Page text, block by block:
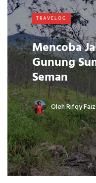
TRAVELOG
Mencoba
Gunung
Seman
OlehRifqy